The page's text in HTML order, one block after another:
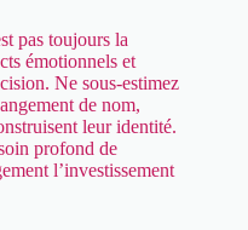
pas toujours la
émotionnels et
Ne sous-estimez
de nom,
leur identité.
profond de
l’investissement